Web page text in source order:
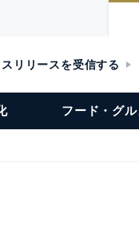
リリースを受信する
フード・グル